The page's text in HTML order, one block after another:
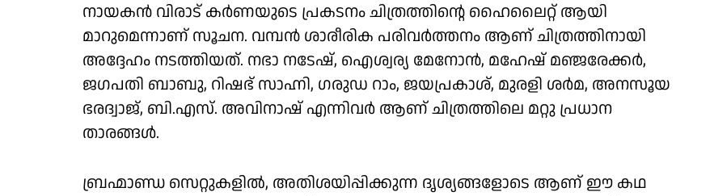
നായകൻ വിരാട് കർണയുടെ പ്രകടനം ചിത്രത്തിന്റെ ഹൈലൈറ്റ് ആയി
മാറുമെന്നാണ് സൂചന. വമ്പൻ ശാരീരിക പരിവർത്തനം ആണ് ചിത്രത്തിനായി
അദ്ദേഹം നടത്തിയത്. നഭാ നടേഷ്, ഐശ്വര്യ മേനോൻ, മഹേഷ് മഞ്ജരേക്കർ,
ജഗപതി ബാബു, റിഷഭ് സാഹ്നി, ഗരുഡ റാം, ജയപ്രകാശ്, മുരളി ശർമ, അനസൂയ
ഭരദ്വാജ്, ബി.എസ്. അവിനാഷ് എന്നിവർ ആണ് ചിത്രത്തിലെ മറ്റു പ്രധാന
താരങ്ങൾ.
ബ്രഹ്മാണ്ഡ സെറ്റുകളിൽ, അതിശയിപ്പിക്കുന്ന ദൃശ്യങ്ങളോടെ ആണ് ഈ കഥ